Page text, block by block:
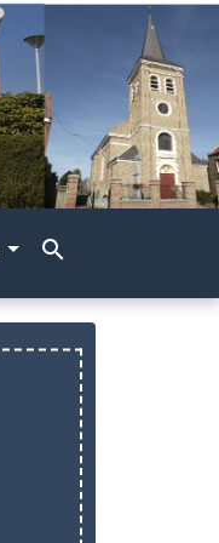
search